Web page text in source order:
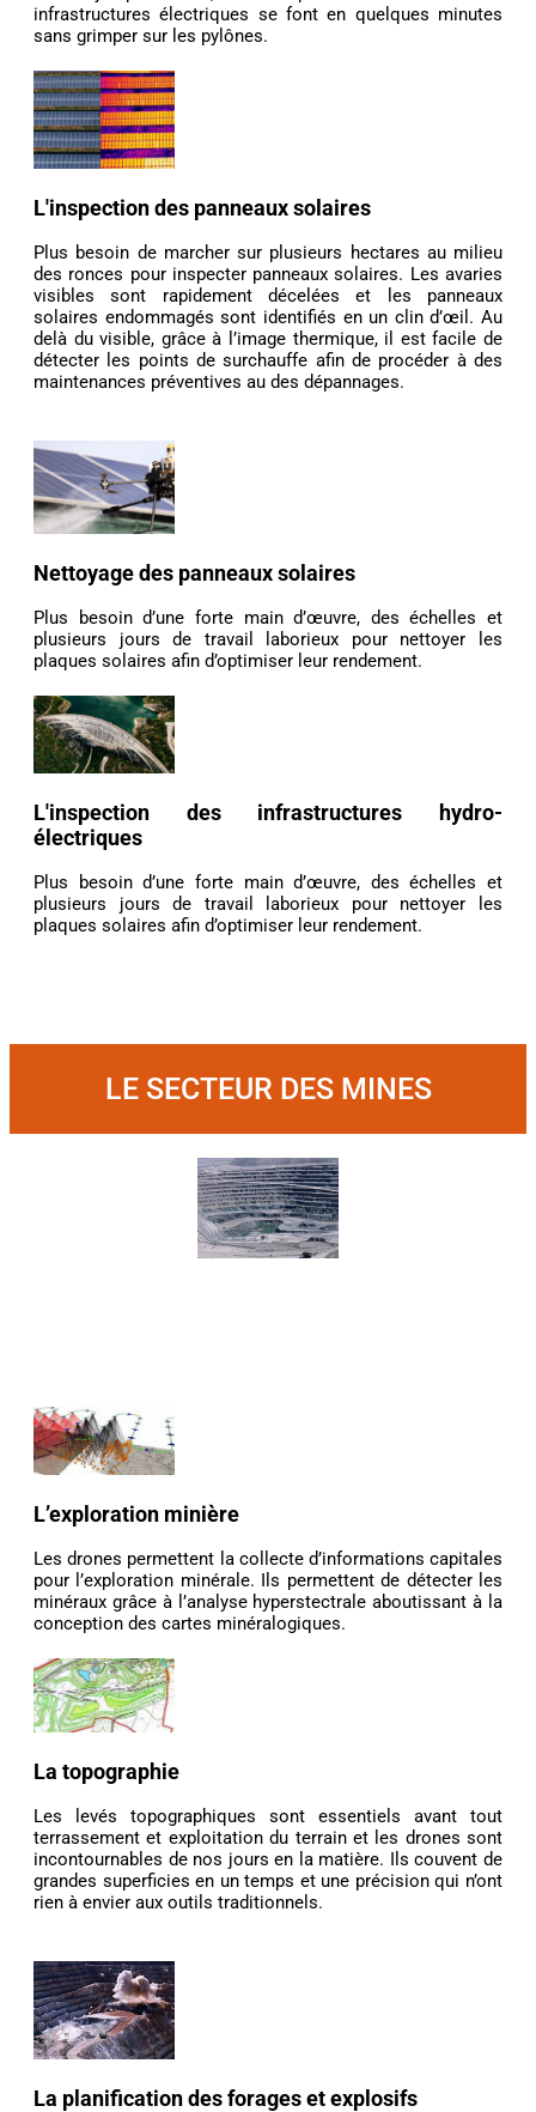
infrastructures électriques se font en quelques minutes
sans grimper sur les pylônes.
L'inspection des panneaux solaires
Plus besoin de marcher sur plusieurs hectares au milieu
des ronces pour inspecter panneaux solaires. Les avaries
visibles sont rapidement décelées et les panneaux
solaires endommagés sont identifiés en un clin d’œil. Au
delà du visible, grâce à l’image thermique, il est facile de
détecter les points de surchauffe afin de procéder à des
maintenances préventives au des dépannages.
Nettoyage des panneaux solaires
Plus besoin d’une forte main d’œuvre, des échelles et
plusieurs jours de travail laborieux pour nettoyer les
plaques solaires afin d’optimiser leur rendement.
L'inspection des infrastructures hydro-
électriques
Plus besoin d’une forte main d’œuvre, des échelles et
plusieurs jours de travail laborieux pour nettoyer les
plaques solaires afin d’optimiser leur rendement.
LE SECTEUR DES MINES
L’exploration minière
Les drones permettent la collecte d’informations capitales
pour l’exploration minérale. Ils permettent de détecter les
minéraux grâce à l’analyse hyperstectrale aboutissant à la
conception des cartes minéralogiques.
La topographie
Les levés topographiques sont essentiels avant tout
terrassement et exploitation du terrain et les drones sont
incontournables de nos jours en la matière. Ils couvent de
grandes superficies en un temps et une précision qui n’ont
rien à envier aux outils traditionnels.
La planification des forages et explosifs